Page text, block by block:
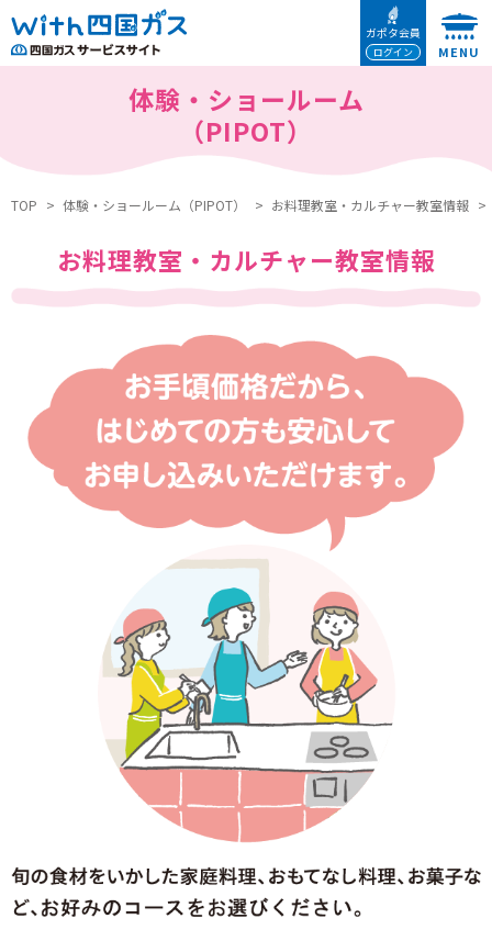
本文へ移動
ガポタ会員
ログイン
体験・ショールーム
（PIPOT）
TOP 体験・ショールーム（PIPOT） お料理教室・カルチャー教室情報
お料理教室・カルチャー教室情報